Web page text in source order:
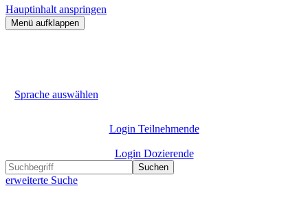
Hauptinhalt anspringen
Menü aufklappen
Sprache auswählen
Login Teilnehmende
Login Dozierende
Suchen
erweiterte Suche